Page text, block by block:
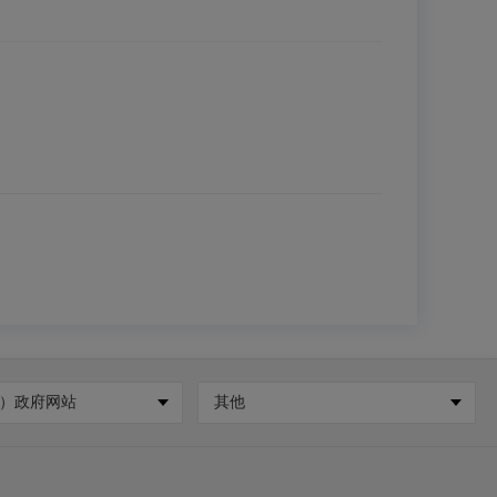
政府网站 其他